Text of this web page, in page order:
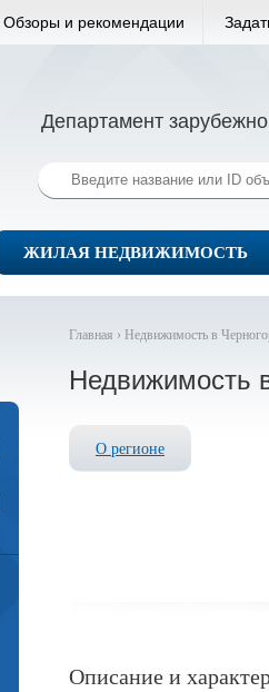
Обзоры и рекомендации
Департамент
ЖИЛАЯ НЕДВИЖИМОСТЬ
Главная › Недвижимость в
Недвижимость
О регионе
Описание и